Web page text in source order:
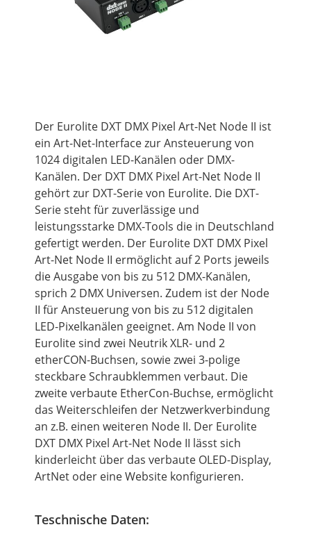
Der Eurolite DXT DMX Pixel Art-Net Node II ist
ein Art-Net-Interface zur Ansteuerung von
1024 digitalen LED-Kanälen oder DMX-
Kanälen. Der DXT DMX Pixel Art-Net Node II
gehört zur DXT-Serie von Eurolite. Die DXT-
Serie steht für zuverlässige und
leistungsstarke DMX-Tools die in Deutschland
gefertigt werden. Der Eurolite DXT DMX Pixel
Art-Net Node II ermöglicht auf 2 Ports jeweils
die Ausgabe von bis zu 512 DMX-Kanälen,
sprich 2 DMX Universen. Zudem ist der Node
II für Ansteuerung von bis zu 512 digitalen
LED-Pixelkanälen geeignet. Am Node II von
Eurolite sind zwei Neutrik XLR- und 2
etherCON-Buchsen, sowie zwei 3-polige
steckbare Schraubklemmen verbaut. Die
zweite verbaute EtherCon-Buchse, ermöglicht
das Weiterschleifen der Netzwerkverbindung
an z.B. einen weiteren Node II. Der Eurolite
DXT DMX Pixel Art-Net Node II lässt sich
kinderleicht über das verbaute OLED-Display,
ArtNet oder eine Website konfigurieren.
Teschnische Daten: